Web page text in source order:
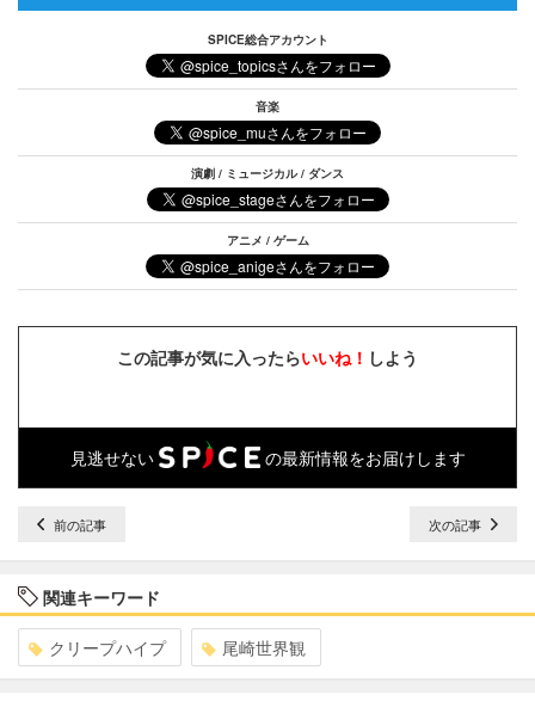
SPICE総合アカウント
音楽
演劇 / ミュージカル / ダンス
アニメ / ゲーム
この記事が気に入ったらいいね！ しよう
見逃せない の最新情報をお届けします
前の記事 次の記事
関連キーワード
クリープハイプ 尾崎世界観